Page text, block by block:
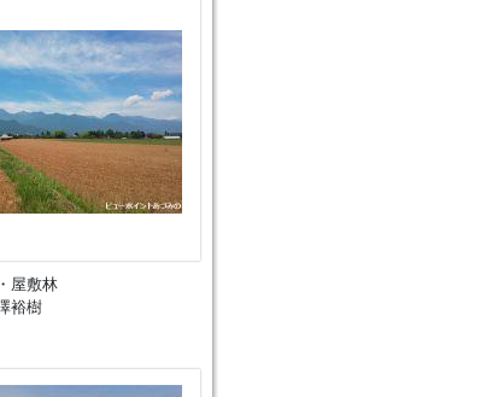
屋敷林
裕樹